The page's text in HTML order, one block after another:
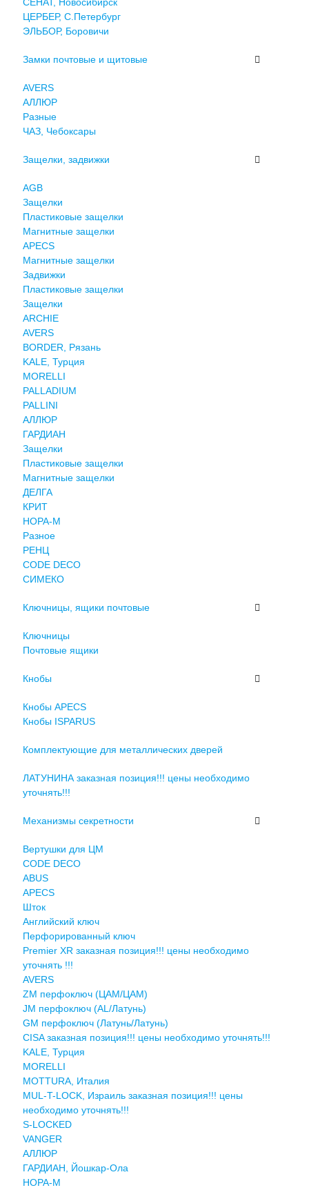
ЦЕРБЕР, С.Петербург
ЭЛЬБОР, Боровичи
Замки почтовые и щитовые
AVERS
АЛЛЮР
Разные
ЧАЗ, Чебоксары
Защелки, задвижки
AGB
Защелки
Пластиковые защелки
Магнитные защелки
APECS
Магнитные защелки
Задвижки
Пластиковые защелки
Защелки
ARCHIE
AVERS
BORDER, Рязань
KALE, Турция
MORELLI
PALLADIUM
PALLINI
АЛЛЮР
ГАРДИАН
Защелки
Пластиковые защелки
Магнитные защелки
ДЕЛГА
КРИТ
НОРА-М
Разное
РЕНЦ
СODE DECO
СИМЕКО
Ключницы, ящики почтовые
Ключницы
Почтовые ящики
Кнобы
Кнобы APECS
Кнобы ISPARUS
Комплектующие для металлических дверей
ЛАТУНИНА заказная позиция!!! цены необходимо
уточнять!!!
Механизмы секретности
Вертушки для ЦМ
CODE DECO
ABUS
APECS
Шток
Английский ключ
Перфорированный ключ
Premier XR заказная позиция!!! цены необходимо
уточнять !!!
AVERS
ZM перфоключ (ЦАМ/ЦАМ)
JМ перфоключ (АL/Латунь)
GM перфоключ (Латунь/Латунь)
CISA заказная позиция!!! цены необходимо уточнять!!!
KALE, Турция
MORELLI
MOTTURA, Италия
MUL-T-LOCK, Израиль заказная позиция!!! цены
необходимо уточнять!!!
S-LOCKED
VANGER
АЛЛЮР
ГАРДИАН, Йошкар-Ола
НОРА-М